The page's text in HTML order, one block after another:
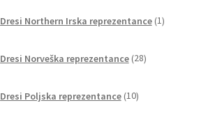
Dresi Northern Irska reprezentance 1izdelek
Dresi Norveška reprezentance 28izdelkov
Dresi Poljska reprezentance 10izdelkov